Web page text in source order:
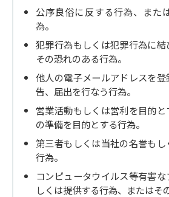
公序良俗に反する行為、また
為。
犯罪行為もしくは犯罪行為に
その恐れのある行為。
他人の電子メールアドレスを
告、届出を行なう行為。
営業活動もしくは営利を目的
の準備を目的とする行為。
第三者もしくは当社の名誉も
行為。
コンピュータウイルス等有害
しくは提供する行為、またはそ